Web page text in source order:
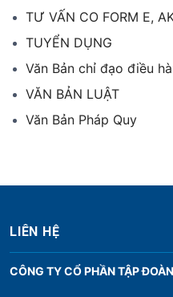
TƯ VẤN CO FORM E,
TUYỂN DỤNG
Văn Bản chỉ đạo điều
VĂN BẢN LUẬT
Văn Bản Pháp Quy
LIÊN HỆ
CÔNG TY CỔ PHẦN TẬP